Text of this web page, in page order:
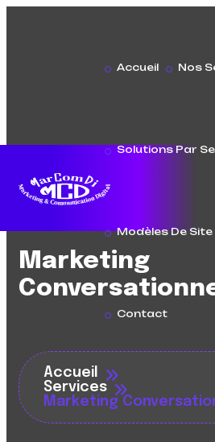
Accueil Nos
Solutions Par
Modèles De Site
Contact
Marketing
Accueil
Services
Marketing